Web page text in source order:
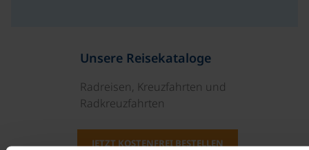
Unsere Reisekataloge
Radreisen, Kreuzfahrten und
Radkreuzfahrten
JETZT KOSTENFREI BESTELLEN